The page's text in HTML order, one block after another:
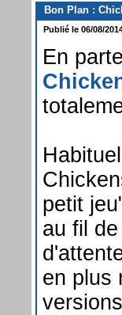
Bon Plan :
Publié le 06/08/
En
petit
au fil
en plus